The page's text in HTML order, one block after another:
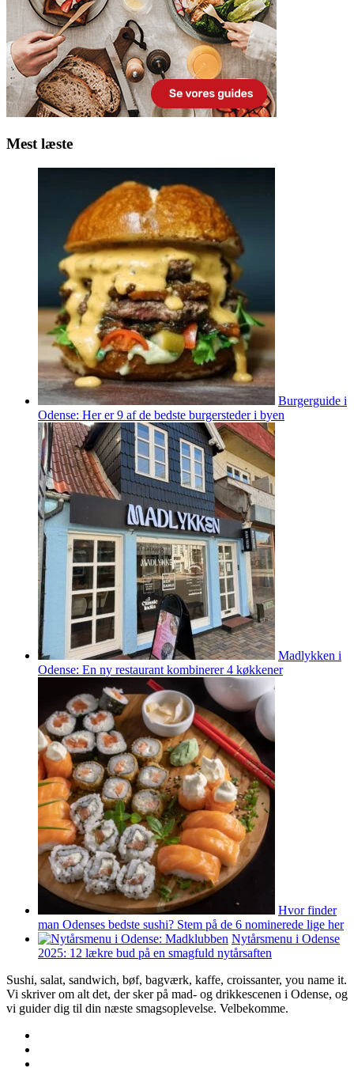
Mest læste
Burgerguide i
Odense: Her er 9 af de bedste burgersteder i byen
Madlykken i
Odense: En ny restaurant kombinerer 4 køkkener
Hvor finder
man Odenses bedste sushi? Stem på de 6 nominerede lige her
Nytårsmenu i Odense
2025: 12 lækre bud på en smagfuld nytårsaften
Sushi, salat, sandwich, bøf, bagværk, kaffe, croissanter, you name it.
Vi skriver om alt det, der sker på mad- og drikkescenen i Odense, og
vi guider dig til din næste smagsoplevelse. Velbekomme.